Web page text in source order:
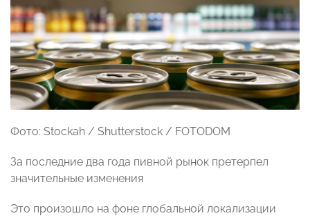
Фото: Stockah / Shutterstock / FOTODOM
За последние два года пивной рынок претерпел
значительные изменения
Это произошло на фоне глобальной локализации